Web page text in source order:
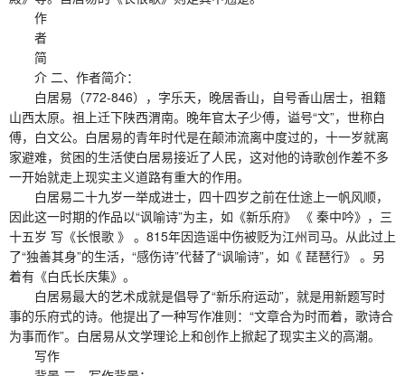
作
者
简
介 二、作者简介：
白居易（772-846），字乐天，晚居香山，自号香山居士，祖籍
山西太原。祖上迁下陕西渭南。晚年官太子少傅，谥号“文”，世称白
傅，白文公。白居易的青年时代是在颠沛流离中度过的，十一岁就离
家避难，贫困的生活使白居易接近了人民，这对他的诗歌创作差不多
一开始就走上现实主义道路有重大的作用。
白居易二十九岁一举成进士，四十四岁之前在仕途上一帆风顺，
因此这一时期的作品以“讽喻诗”为主，如《新乐府》 《 秦中吟》，三
十五岁 写《长恨歌 》 。815年因造谣中伤被贬为江州司马。从此过上
了“独善其身”的生活，“感伤诗”代替了“讽喻诗”，如《 琵琶行》 。另
着有《白氏长庆集》。
白居易最大的艺术成就是倡导了“新乐府运动”，就是用新题写时
事的乐府式的诗。他提出了一种写作准则：“文章合为时而着，歌诗合
为事而作”。白居易从文学理论上和创作上掀起了现实主义的高潮。
写作